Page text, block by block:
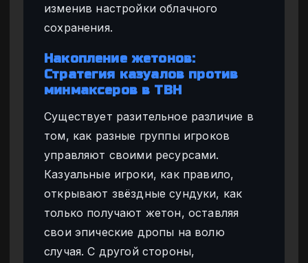
изменив настройки облачного
сохранения.
Накопление жетонов:
Стратегия казуалов против
минмаксеров в TBH
Существует разительное различие в
том, как разные группы игроков
управляют своими ресурсами.
Казуальные игроки, как правило,
открывают звёздные сундуки, как
только получают жетон, оставляя
свои эпические дропы на волю
случая. С другой стороны,